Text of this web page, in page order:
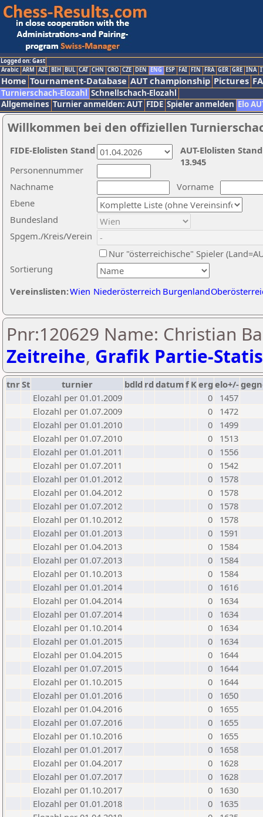
Logged on: Gast
Arabic ARM AZE BIH BUL CAT CHN CRO CZE DEN ENG ESP FAI FIN FRA GER GRE INA
Home Tournament-Database AUT championship Pictures
Turnierschach-Elozahl Schnellschach-Elozahl
Allgemeines Turnier anmelden: AUT FIDE Spieler anmelden Elo
Willkommen bei den offiziellen
Nachname
Vorname
Ebene
Sortierung
Personennummer
Bundesland
Spgem./Kreis/Verein
Nur "österreichische" Spieler
Vereinslisten:Wien Niederösterreich Burgenland
AUT-Elolisten
13.945
FIDE-Elolisten Stand
Pnr:120629 Name: Christian
Zeitreihe, Grafik Partie-
tnrSt turnier bdld rd datumf Kerg elo+/-
Elozahl per 01.01.2009
0
1457
Elozahl per 01.07.2009
0
1472
Elozahl per 01.01.2010
0
1499
Elozahl per 01.07.2010
0
1513
Elozahl per 01.01.2011
0
1556
Elozahl per 01.07.2011
0
1542
Elozahl per 01.01.2012
0
1578
Elozahl per 01.04.2012
0
1578
Elozahl per 01.07.2012
0
1578
Elozahl per 01.10.2012
0
1578
Elozahl per 01.01.2013
0
1591
Elozahl per 01.04.2013
0
1584
Elozahl per 01.07.2013
0
1584
Elozahl per 01.10.2013
0
1584
Elozahl per 01.01.2014
0
1616
Elozahl per 01.04.2014
0
1634
Elozahl per 01.07.2014
0
1634
Elozahl per 01.10.2014
0
1634
Elozahl per 01.01.2015
0
1634
Elozahl per 01.04.2015
0
1644
Elozahl per 01.07.2015
0
1644
Elozahl per 01.10.2015
0
1644
Elozahl per 01.01.2016
0
1650
Elozahl per 01.04.2016
0
1655
Elozahl per 01.07.2016
0
1655
Elozahl per 01.10.2016
0
1655
Elozahl per 01.01.2017
0
1658
Elozahl per 01.04.2017
0
1628
Elozahl per 01.07.2017
0
1628
Elozahl per 01.10.2017
0
1630
Elozahl per 01.01.2018
0
1635